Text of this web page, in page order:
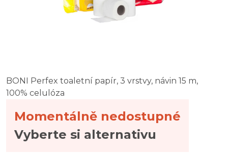
BONI Perfex toaletní papír, 3 vrstvy, návin 15 m,
100% celulóza
Momentálně nedostupné
Vyberte si alternativu